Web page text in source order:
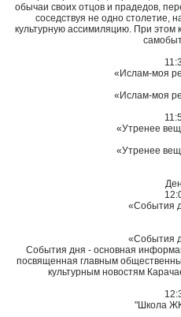
обычаи своих отцов и прадедов,
соседствуя не одно столетие,
культурную ассимиляцию. При этом
«Ислам-моя
«Ислам-моя
«Утренее
«Утренее
«События
«События
События дня - основная
посвященная главным
культурным новостям
"Школа